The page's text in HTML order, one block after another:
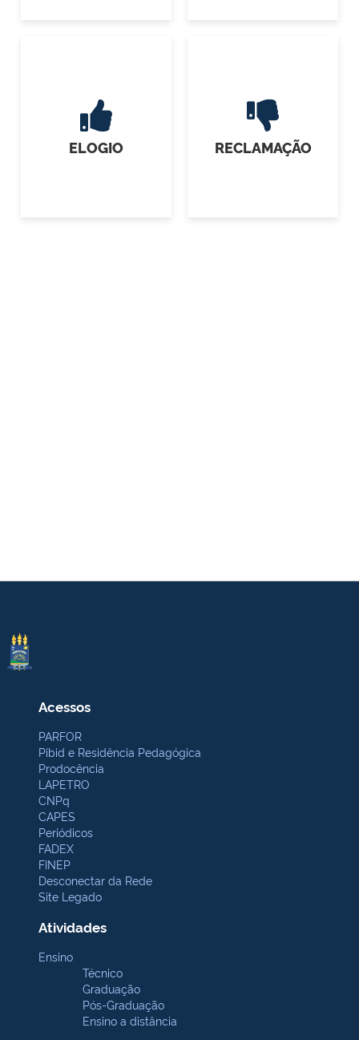
ELOGIO RECLAMAÇÃO
Acessos
PARFOR
Pibid e Residência Pedagógica
Prodocência
LAPETRO
CNPq
CAPES
Periódicos
FADEX
FINEP
Desconectar da Rede
Site Legado
Atividades
Ensino
Técnico
Graduação
Pós-Graduação
Ensino a distância